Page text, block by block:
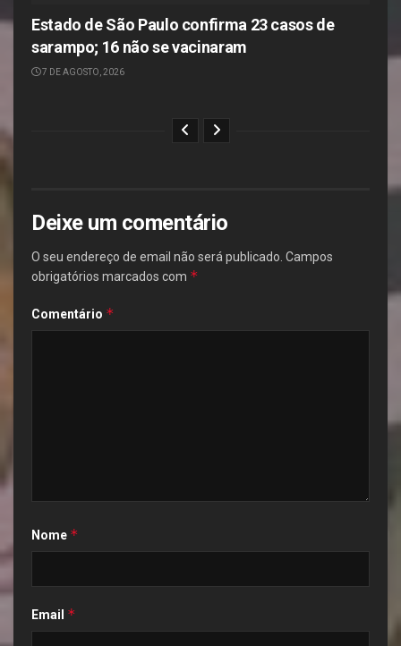
Estado de São Paulo confirma 23 casos de
sarampo; 16 não se vacinaram
7 DE AGOSTO, 2026
Deixe um comentário
O seu endereço de email não será publicado. Campos
obrigatórios marcados com *
Comentário *
Nome *
Email *